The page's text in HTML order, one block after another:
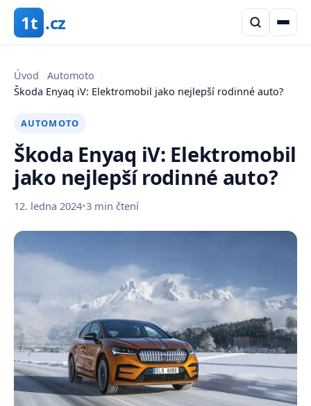
1t .cz
Úvod ›Automoto ›
Škoda Enyaq iV: Elektromobil jako nejlepší rodinné auto?
AUTOMOTO
Škoda Enyaq iV: Elektromobil
jako nejlepší rodinné auto?
12. ledna 2024•3 min čtení